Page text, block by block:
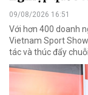
09/08/2026 16:51
Với hơn 400 doanh
Vietnam Sport
tác và thúc đẩy